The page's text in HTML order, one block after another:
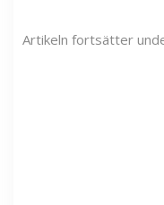
Artikeln fortsätter